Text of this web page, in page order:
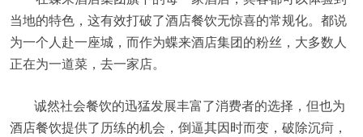
当地的特色，这有效打破了酒店餐饮无惊喜的常规化。都说
为一个人赴一座城，而作为蝶来酒店集团的粉丝，大多数人
正在为一道菜，去一家店。
诚然社会餐饮的迅猛发展丰富了消费者的选择，但也为
酒店餐饮提供了历练的机会，倒逼其因时而变，破除沉疴，